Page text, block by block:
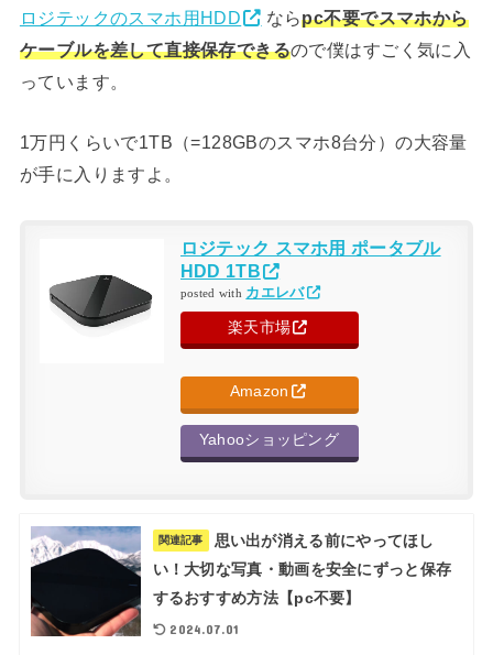
ロジテックのスマホ用HDD ならpc不要でスマホから
ケーブルを差して直接保存できるので僕はすごく気に入
っています。
1万円くらいで1TB（=128GBのスマホ8台分）の大容量
が手に入りますよ。
ロジテック スマホ用 ポータブル
HDD 1TB
posted with カエレバ
楽天市場
Amazon
Yahooショッピング
関連記事
思い出が消える前にやってほし
い！大切な写真・動画を安全にずっと保存
するおすすめ方法【pc不要】
2024.07.01